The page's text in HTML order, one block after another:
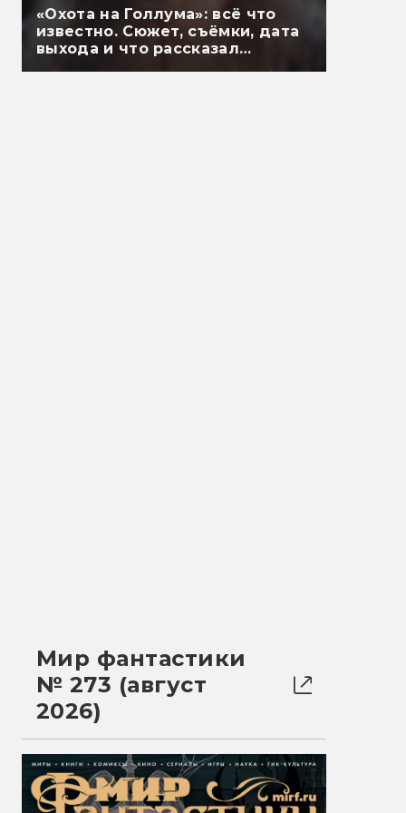
«Охота на Голлума»: всё что
известно. Сюжет, съёмки, дата
выхода и что рассказал
Мир фантастики
№ 273 (август
2026)